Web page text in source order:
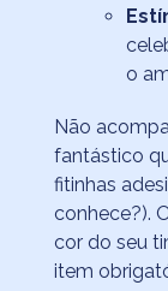
o
Não
fantástico
fitinhas
conhece?).
cor do seu
item